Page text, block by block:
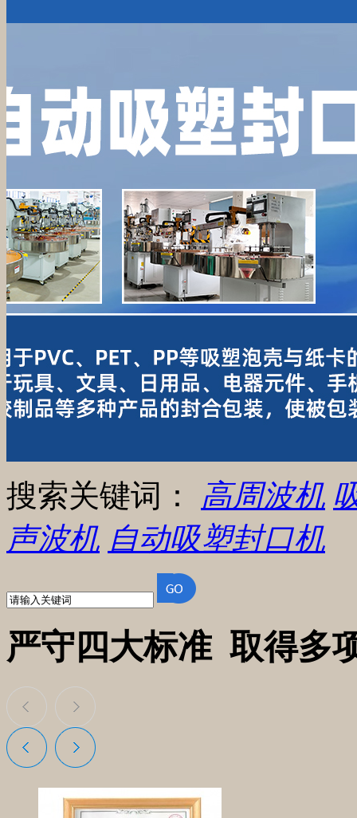
搜索关键词： 高周波机
声波机 自动吸塑封口机
严守四大标准 取得多